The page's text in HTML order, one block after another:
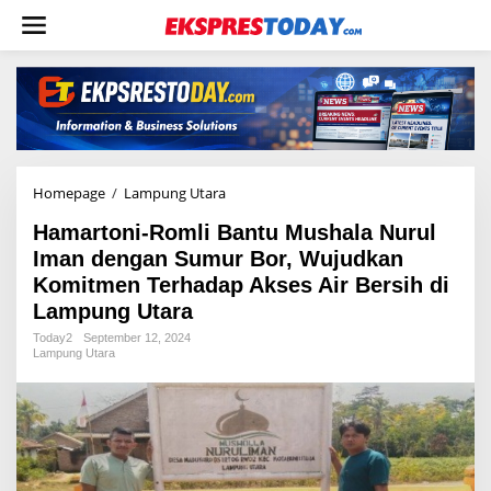
w
Homepage / Lampung Utara
m
a
r
t
R
o
m
l
i
Hamartoni-Romli Bantu Mushala Nurul
Iman dengan Sumur Bor, Wujudkan
Komitmen Terhadap Akses Air Bersih di
Lampung Utara
Today2
September 12, 2024
Lampung Utara